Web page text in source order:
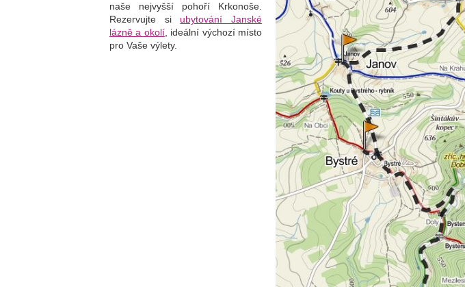
naše nejvyšší pohoří Krkonoše.
Rezervujte si ubytování Janské
lázně a okolí, ideální výchozí místo
pro Vaše výlety.